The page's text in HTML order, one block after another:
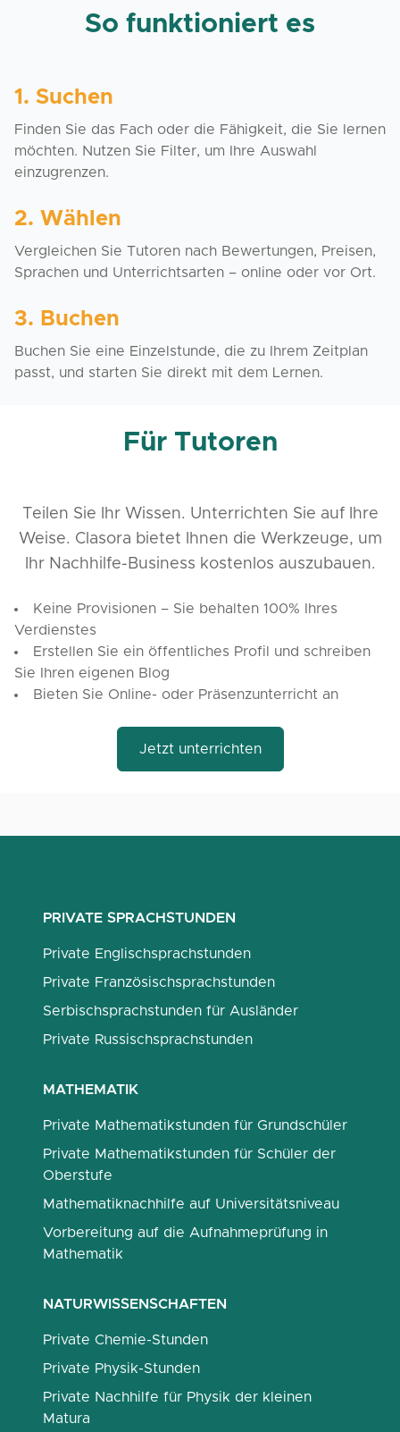
So funktioniert es
1. Suchen
Finden Sie das Fach oder die Fähigkeit, die Sie lernen
möchten. Nutzen Sie Filter, um Ihre Auswahl
einzugrenzen.
2. Wählen
Vergleichen Sie Tutoren nach Bewertungen, Preisen,
Sprachen und Unterrichtsarten – online oder vor Ort.
3. Buchen
Buchen Sie eine Einzelstunde, die zu Ihrem Zeitplan
passt, und starten Sie direkt mit dem Lernen.
Für Tutoren
Teilen Sie Ihr Wissen. Unterrichten Sie auf Ihre
Weise. Clasora bietet Ihnen die Werkzeuge, um
Ihr Nachhilfe-Business kostenlos auszubauen.
Keine Provisionen – Sie behalten 100% Ihres
Verdienstes
Erstellen Sie ein öffentliches Profil und schreiben
Sie Ihren eigenen Blog
Bieten Sie Online- oder Präsenzunterricht an
Jetzt unterrichten
PRIVATE SPRACHSTUNDEN
Private Englischsprachstunden
Private Französischsprachstunden
Serbischsprachstunden für Ausländer
Private Russischsprachstunden
MATHEMATIK
Private Mathematikstunden für Grundschüler
Private Mathematikstunden für Schüler der
Oberstufe
Mathematiknachhilfe auf Universitätsniveau
Vorbereitung auf die Aufnahmeprüfung in
Mathematik
NATURWISSENSCHAFTEN
Private Chemie-Stunden
Private Physik-Stunden
Private Nachhilfe für Physik der kleinen
Matura